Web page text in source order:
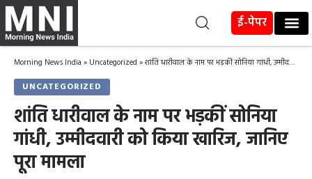
ई-पेपर
Morning News India » Uncategorized »शांति धारीवाल के नाम पर भड़कीं सोनिया गांधी, उम्मीदवारी को किया खारिज, जानिए पूरा मामला
UNCATEGORIZED
शांति धारीवाल के नाम पर भड़कीं सोनिया
गांधी, उम्मीदवारी को किया खारिज, जानिए
पूरा मामला